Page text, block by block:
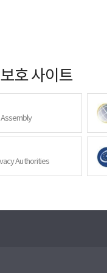
호 사이트
Authorities